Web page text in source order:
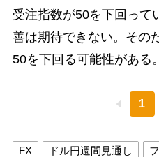
受注指数が50を下回って
善は期待できない。その
50を下回る可能性がある。
1
FX ドル円週間見通し